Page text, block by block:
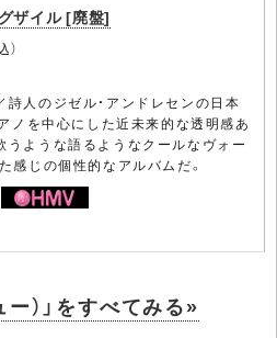
ザイル [廃盤]
人のジゼル・アンドレセンの日本
ノを中心にした近未来的な透明感あ
うような語るようなクールなヴォー
感じの個性的なアルバムだ。
ー）」をすべてみる»